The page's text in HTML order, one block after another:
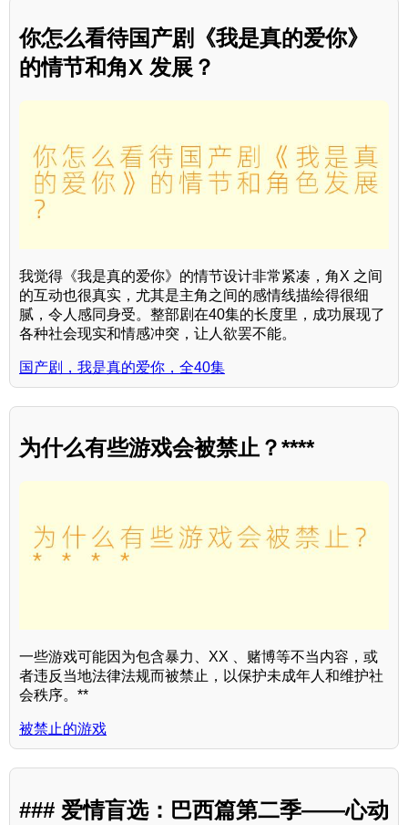
你怎么看待国产剧《我是真的爱你》
的情节和角X 发展？
我觉得《我是真的爱你》的情节设计非常紧凑，角X 之间
的互动也很真实，尤其是主角之间的感情线描绘得很细
腻，令人感同身受。整部剧在40集的长度里，成功展现了
各种社会现实和情感冲突，让人欲罢不能。
国产剧，我是真的爱你，全40集
为什么有些游戏会被禁止？****
一些游戏可能因为包含暴力、XX 、赌博等不当内容，或
者违反当地法律法规而被禁止，以保护未成年人和维护社
会秩序。**
被禁止的游戏
### 爱情盲选：巴西篇第二季——心动